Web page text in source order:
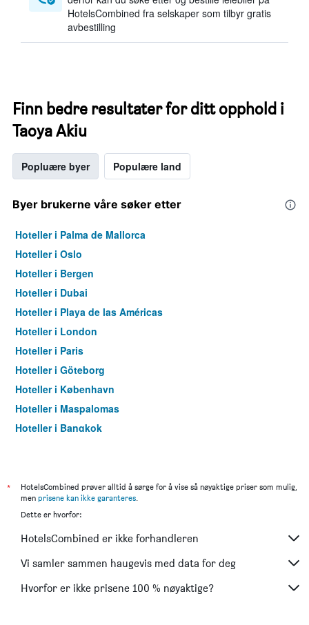
HotelsCombined fra selskaper som tilbyr gratis
avbestilling
Finn bedre resultater for ditt opphold i
Taoya Akiu
Popluære byer Populære land
Byer brukerne våre søker etter
Hoteller i Palma de Mallorca
Hoteller i Oslo
Hoteller i Bergen
Hoteller i Dubai
Hoteller i Playa de las Américas
Hoteller i London
Hoteller i Paris
Hoteller i Göteborg
Hoteller i København
Hoteller i Maspalomas
Hoteller i Bangkok
*
HotelsCombined prøver alltid å sørge for å vise så nøyaktige priser som mulig,
men prisene kan ikke garanteres.
Dette er hvorfor:
HotelsCombined er ikke forhandleren
Vi samler sammen haugevis med data for deg
Hvorfor er ikke prisene 100 % nøyaktige?